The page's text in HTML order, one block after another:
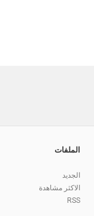
الملفات
الجديد
الاكثر مشاهدة
RSS